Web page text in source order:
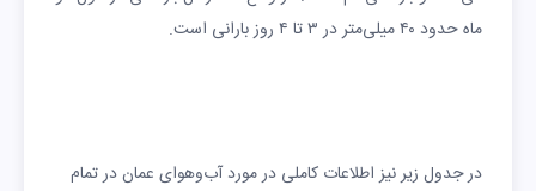
ماه حدود ۴۰ میلی‌متر در ۳ تا ۴ روز بارانی است.
در جدول زیر نیز اطلاعات کاملی در مورد آب‌وهوای عمان در تمام